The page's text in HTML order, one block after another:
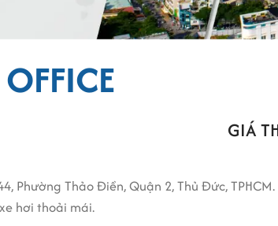
GIÁ
Phường Thảo Điền, Quận 2, Thủ Đức,
hơi thoải mái.